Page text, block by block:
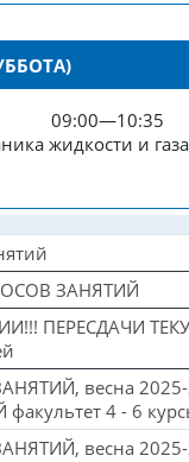
09:00—10:35
жидкости и газа
ЗАНЯТИЙ
ПЕРЕСДАЧИ
весна
4 - 6
весна